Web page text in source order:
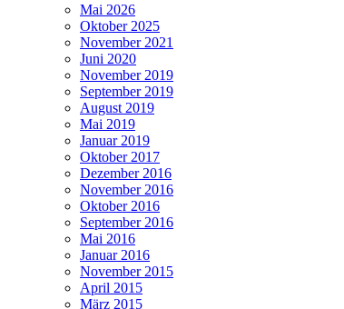
Mai 2026
Oktober 2025
November 2021
Juni 2020
November 2019
September 2019
August 2019
Mai 2019
Januar 2019
Oktober 2017
Dezember 2016
November 2016
Oktober 2016
September 2016
Mai 2016
Januar 2016
November 2015
April 2015
März 2015